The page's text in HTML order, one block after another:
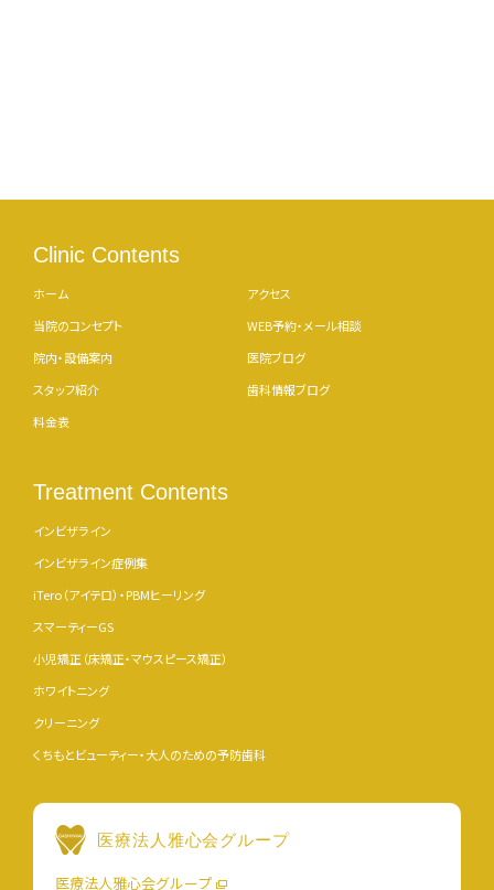
Clinic Contents
ホーム
当院のコンセプト
院内・設備案内
スタッフ紹介
料金表
アクセス
WEB予約・メール相談
医院ブログ
歯科情報ブログ
Treatment Contents
インビザライン
インビザライン症例集
iTero（アイテロ）・PBMヒーリング
スマーティーGS
小児矯正（床矯正・マウスピース矯正）
ホワイトニング
クリーニング
くちもとビューティー・大人のための予防歯科
医療法人雅心会グループ
医療法人雅心会グループ